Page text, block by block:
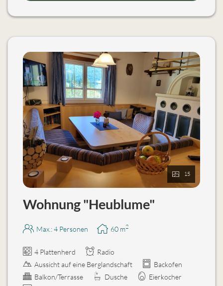
ausgestattet mit Holztischgruppe und Liege.
15
Wohnung "Heublume"
Max.: 4 Personen 60 m2
4 Plattenherd
Radio
Aussicht auf eine Berglandschaft
Backofen
Balkon/Terrasse
Dusche
Eierkocher